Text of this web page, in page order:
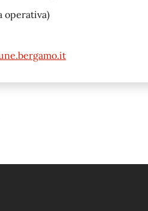
operativa)